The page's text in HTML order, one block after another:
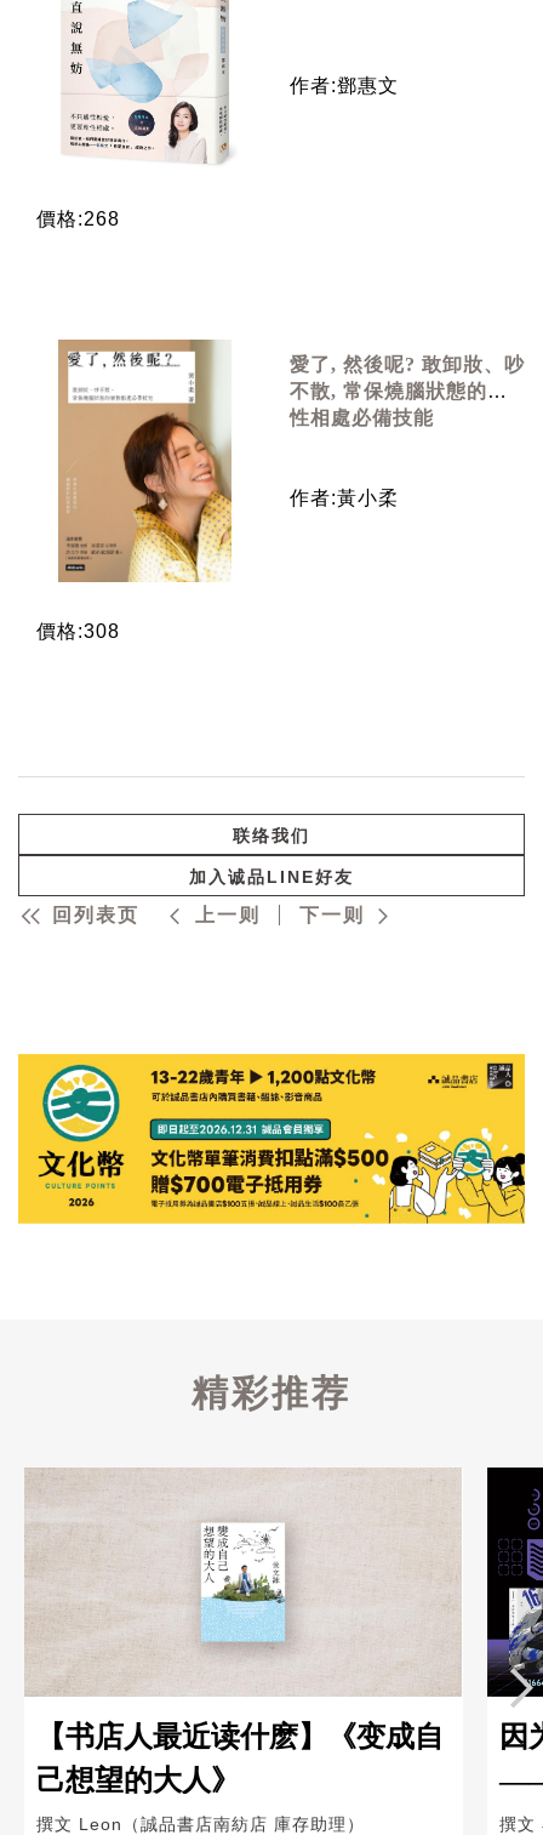
作者:鄧惠文
價格:268
愛了, 然後呢? 敢卸妝、吵
不散, 常保燒腦狀態的兩
性相處必備技能
作者:黃小柔
價格:308
联络我们
加入诚品LINE好友
回列表页 上一则 下一则
精彩推荐
【书店人最近读什麽】《变成自
己想望的大人》
撰文 Leon（誠品書店南紡店 庫存助理）
因
——
撰文